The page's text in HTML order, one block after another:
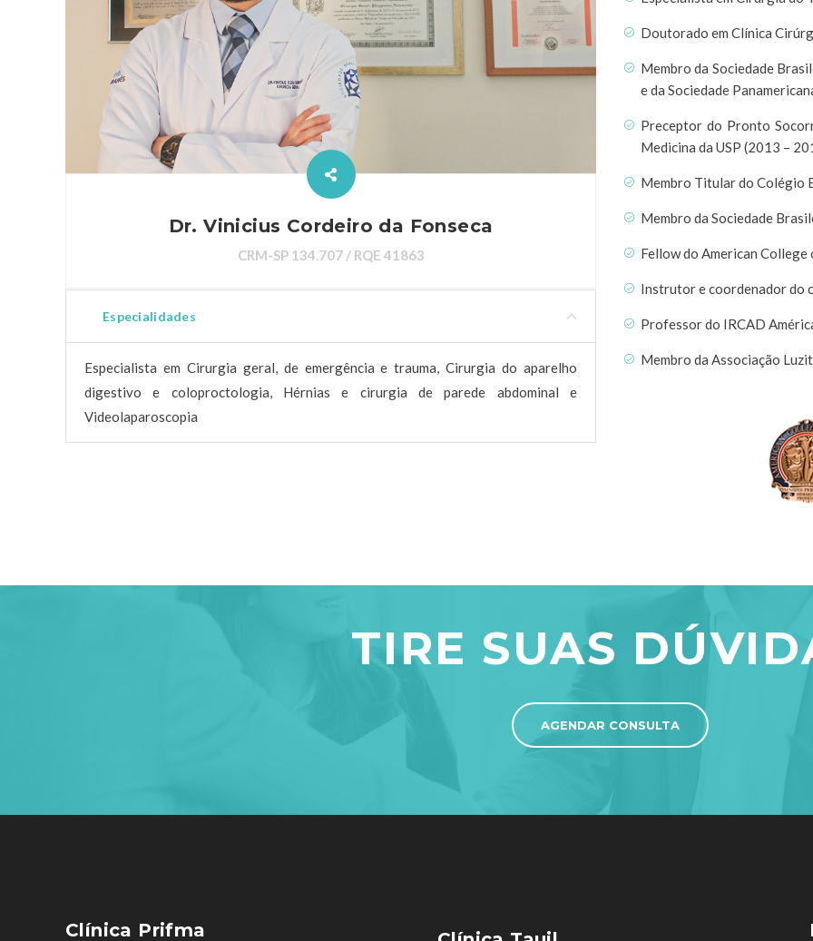
Dr. Vinicius Cordeiro da Fonseca
CRM-SP 134.707 / RQE 41863
Especialidades
Especialista em Cirurgia geral, de emergência e trauma, Cirurgia do aparelho
digestivo e coloproctologia, Hérnias e cirurgia de parede abdominal e
Videolaparoscopia
Doutorado em Clínica
Membro da Sociedade
e da Sociedade
Preceptor do Pronto
Medicina da USP (2013 –
Membro Titular do Colégio
Membro da Sociedade
Fellow do American College
Instrutor e coordenador do
Professor do IRCAD
Membro da Associação
TIRE SUAS
AGENDAR CONSULTA
Clínica Prifma